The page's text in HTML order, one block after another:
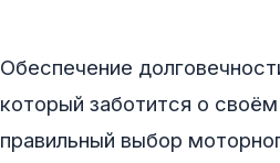
Обеспечение
который заботится о
правильный выбор